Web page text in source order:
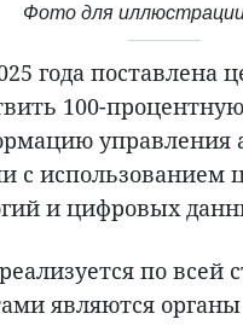
Фото для
года поставлена
100-
управления
с использованием
и цифровых
по всей
являются органы